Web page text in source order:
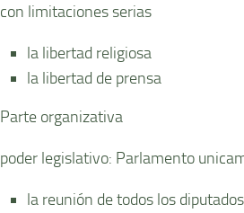
con limitaciones serias
la libertad religiosa
la libertad de prensa
Parte organizativa
poder legislativo: Parlamento
la reunión de todos los